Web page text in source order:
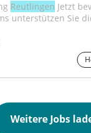
Reutlingen Jetzt
unterstützen Sie
Weitere Jobs